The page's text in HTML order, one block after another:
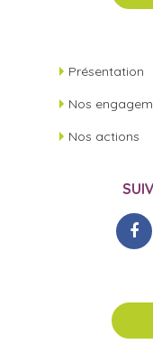
Présentation
Nos
Nos actions